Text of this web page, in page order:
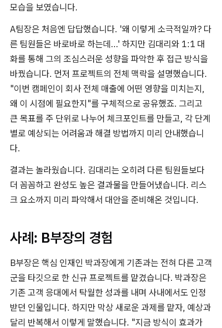
모습을 보였습니다.
A팀장은 처음엔 답답했습니다. '왜 이렇게 소극적일까? 다
른 팀원들은 바로바로 하는데...' 하지만 김대리와 1:1 대
화를 통해 그의 조심스러운 성향을 파악한 후 접근 방식을
바꿨습니다. 먼저 프로젝트의 전체 맥락을 설명했습니다.
"이번 캠페인이 회사 전체 매출에 어떤 영향을 미치는지,
왜 이 시점에 필요한지"를 구체적으로 공유했죠. 그리고
큰 목표를 주 단위로 나누어 체크포인트를 만들고, 각 단계
별로 예상되는 어려움과 해결 방법까지 미리 안내했습니
다.
결과는 놀라웠습니다. 김대리는 오히려 다른 팀원들보다
더 꼼꼼하고 완성도 높은 결과물을 만들어냈습니다. 리스
크 요소까지 미리 파악해서 대안을 준비해온 것입니다.
사례: B부장의 경험
B부장은 핵심 인재인 박과장에게 기존과는 전혀 다른 고객
군을 타깃으로 한 신규 프로젝트를 맡겼습니다. 박과장은
기존 고객 응대에서 탁월한 성과를 내며 사내에서도 인정
받던 인물입니다. 하지만 막상 새로운 과제를 맡자, 예상과
달리 반복해서 이렇게 말했습니다. "지금 방식이 효과가